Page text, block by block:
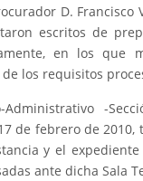
D.
escritos de
en los que
los requisitos
-
de febrero de
y el
ante dicha Sala